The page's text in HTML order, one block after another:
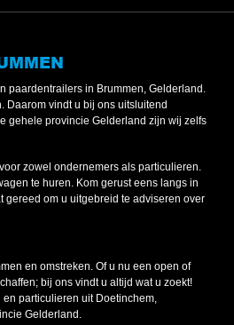
paardentrailers in Brummen, Gelderland.
Daarom vindt u bij ons uitsluitend
gehele provincie Gelderland zijn wij zelfs
zowel ondernemers als particulieren.
te huren. Kom gerust eens langs in
gereed om u uitgebreid te adviseren over
en omstreken. Of u nu een open of
bij ons vindt u altijd wat u zoekt!
particulieren uit Doetinchem,
Gelderland.